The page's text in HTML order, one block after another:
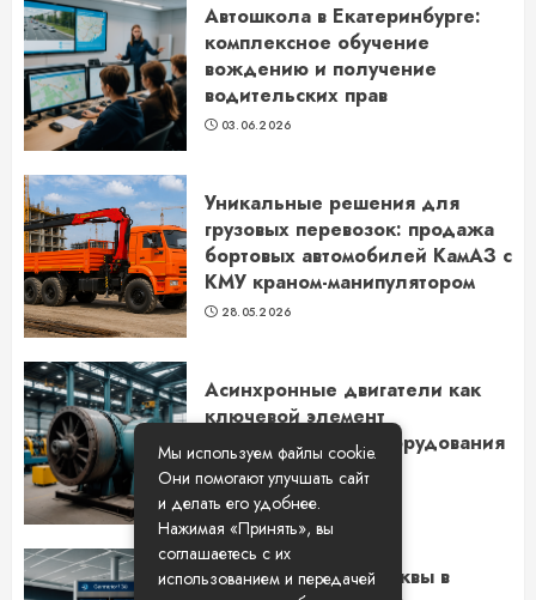
Автошкола в Екатеринбурге:
комплексное обучение
вождению и получение
водительских прав
03.06.2026
Уникальные решения для
грузовых перевозок: продажа
бортовых автомобилей КамАЗ с
КМУ краном-манипулятором
28.05.2026
Асинхронные двигатели как
ключевой элемент
промышленного оборудования
в Новосибирске
14.05.2026
Путешествие из Москвы в
Мы используем файлы cookie.
Они помогают улучшать сайт
и делать его удобнее.
Нажимая «Принять», вы
соглашаетесь с их
использованием и передачей